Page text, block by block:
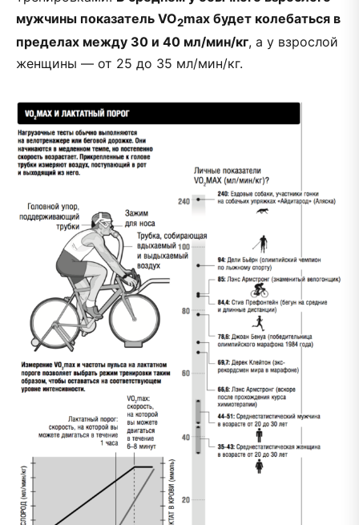
мужчины показатель VO2max будет колебаться в
пределах между 30 и 40 мл/мин/кг, а у взрослой
женщины — от 25 до 35 мл/мин/кг.